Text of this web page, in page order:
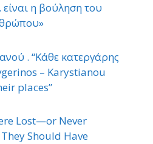
η βούληση του
. “Κάθε κατεργάρης
– Karystianou
places”
Lost—or Never
Should Have